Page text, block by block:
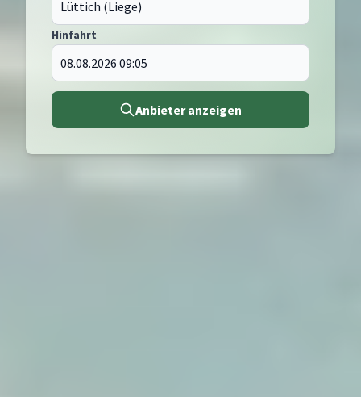
Hinfahrt
Anbieter anzeigen